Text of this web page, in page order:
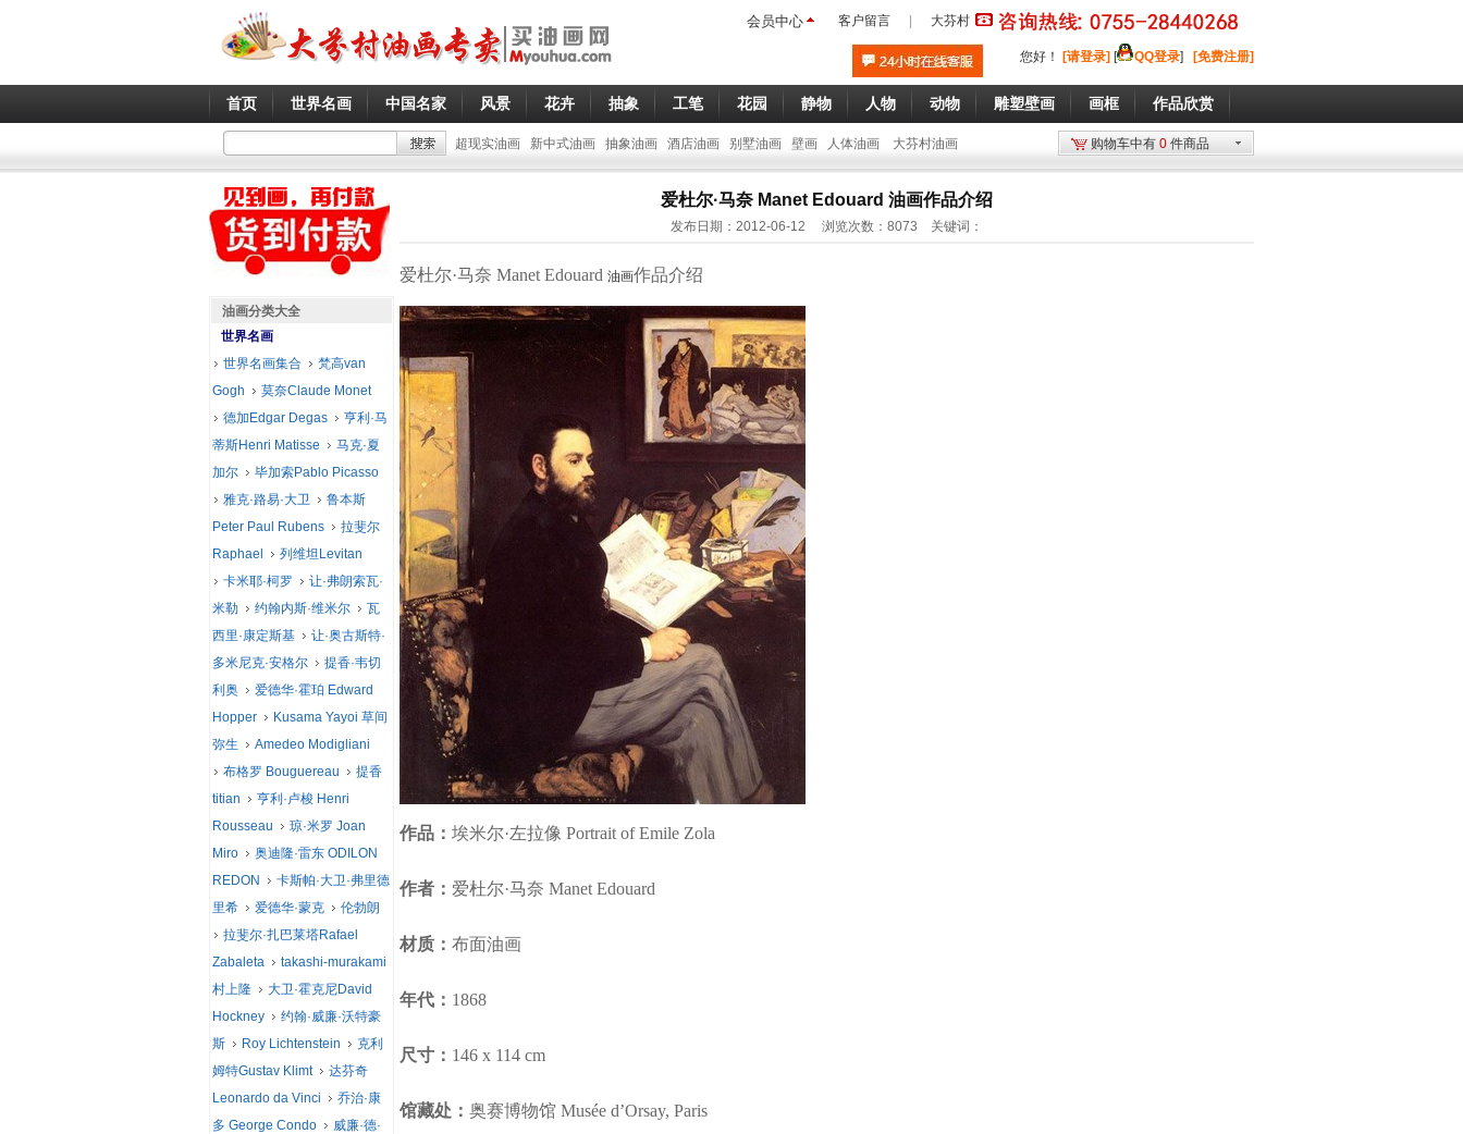
会员中心 客户留言 大芬村
您好 ！ [请登录] [ QQ登录] [免费注册]
首页 世界名画 中国名家 风景 花卉 抽象 工笔 花园 静物 人物 动物 雕塑壁画 画框 作品欣赏
超现实油画 新中式油画 抽象油画 酒店油画 别墅油画 壁画 人体油画 大芬村油画 购物车中有 0 件商品
爱杜尔·马奈 Manet Edouard 油画作品介绍
发布日期：2012-06-12 浏览次数：8073 关键词：
爱杜尔·马奈 Manet Edouard 油画作品介绍
作品： 埃米尔·左拉像 Portrait of Emile Zola
作者： 爱杜尔·马奈 Manet Edouard
材质： 布面油画
年代： 1868
尺寸： 146 x 114 cm
馆藏处： 奥赛博物馆 Musée d’Orsay, Paris
油画分类大全
世界名画
世界名画集合
梵高van
Gogh
莫奈Claude Monet
德加Edgar Degas
亨利·马
蒂斯Henri Matisse
马克·夏
加尔
毕加索Pablo Picasso
雅克·路易·大卫
鲁本斯
Peter Paul Rubens
拉斐尔
Raphael
列维坦Levitan
卡米耶·柯罗
让·弗朗索瓦·
米勒
约翰内斯·维米尔
瓦
西里·康定斯基
让·奥古斯特·
多米尼克·安格尔
提香·韦切
利奥
爱德华·霍珀 Edward
Hopper
Kusama Yayoi 草间
弥生
Amedeo Modigliani
布格罗 Bouguereau
提香
titian
亨利·卢梭 Henri
Rousseau
琼·米罗 Joan
Miro
奥迪隆·雷东 ODILON
REDON
卡斯帕·大卫·弗里德
里希
爱德华·蒙克
伦勃朗
拉斐尔·扎巴莱塔Rafael
Zabaleta
takashi-murakami
村上隆
大卫·霍克尼David
Hockney
约翰·威廉·沃特豪
斯
Roy Lichtenstein
克利
姆特Gustav Klimt
达芬奇
Leonardo da Vinci
乔治·康
多 George Condo
威廉·德·